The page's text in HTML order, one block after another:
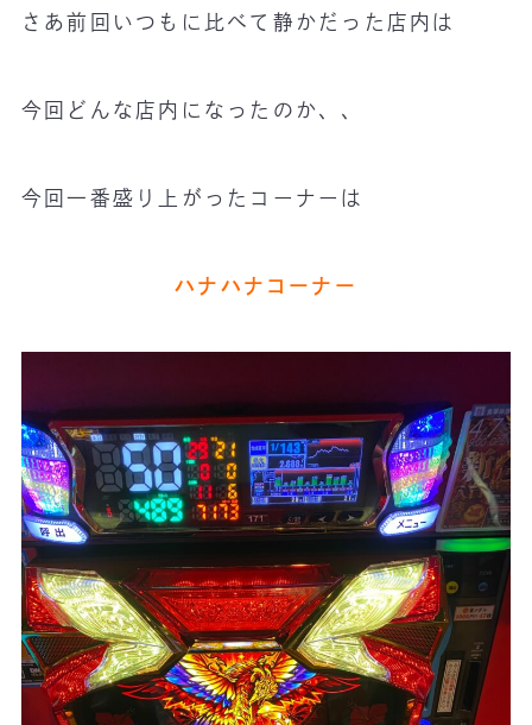
さあ前回いつもに比べて静かだった店内は
今回どんな店内になったのか、、
今回一番盛り上がったコーナーは
ハナハナコーナー